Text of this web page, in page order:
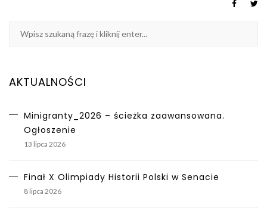
AKTUALNOŚCI
Minigranty_2026 – ścieżka zaawansowana.
Ogłoszenie
13 lipca 2026
Finał X Olimpiady Historii Polski w Senacie
8 lipca 2026